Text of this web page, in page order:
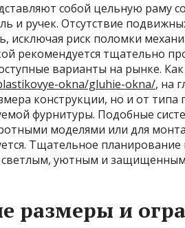
собой цельную раму
и ручек. Отсутствие
исключая риск поломки
рекомендуется тщательно
варианты на рынке.
okna/gluhie-okna/, на
конструкции, но и от типа
фурнитуры. Подобные
моделями или для
Тщательное
светлым, уютным и защищенным
размеры и